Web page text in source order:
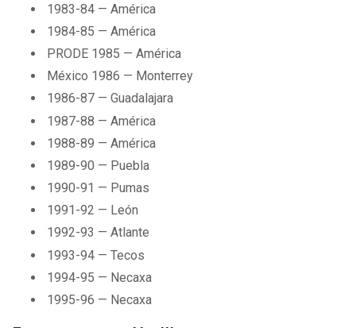
1983-84 — América
1984-85 — América
PRODE 1985 — América
México 1986 — Monterrey
1986-87 — Guadalajara
1987-88 — América
1988-89 — América
1989-90 — Puebla
1990-91 — Pumas
1991-92 — León
1992-93 — Atlante
1993-94 — Tecos
1994-95 — Necaxa
1995-96 — Necaxa